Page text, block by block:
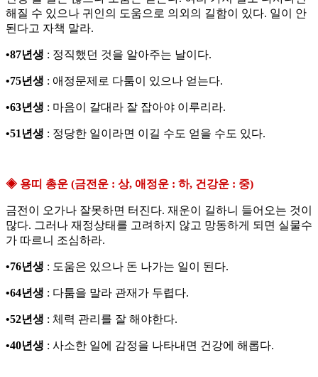
해질 수 있으나 귀인의 도움으로 의외의 길함이 있다. 일이 안
된다고 자책 말라.
•87년생 : 정직했던 것을 알아주는 날이다.
•75년생 : 애정문제로 다툼이 있으나 얻는다.
•63년생 : 마음이 갈대라 잘 잡아야 이루리라.
•51년생 : 정당한 일이라면 이길 수도 얻을 수도 있다.
◈ 용띠 총운 (금전운 : 상, 애정운 : 하, 건강운 : 중)
금전이 오가나 잘못하면 터진다. 재운이 길하니 들어오는 것이
많다. 그러나 재정상태를 고려하지 않고 망동하게 되면 실물수
가 따르니 조심하라.
•76년생 : 도움은 있으나 돈 나가는 일이 된다.
•64년생 : 다툼을 말라 관재가 두렵다.
•52년생 : 체력 관리를 잘 해야한다.
•40년생 : 사소한 일에 감정을 나타내면 건강에 해롭다.